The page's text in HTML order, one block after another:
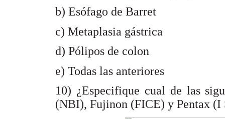
b) Esófago de Barret
c) Metaplasia gástrica
d) Pólipos de colon
e) Todas las anteriores
10) ¿Especifique cual de las
(NBI), Fujinon (FICE) y Pentax (I